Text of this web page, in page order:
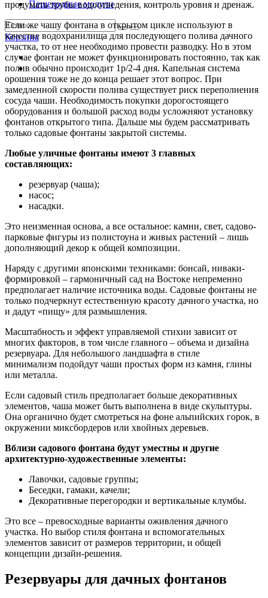
Пешеходные модули
Корзина
продумать трубы водоотведения, контроль уровня и дренаж.
Если же чашу фонтана в открытом цикле используют в
качестве водохранилища для последующего полива дачного
участка, то от нее необходимо провести разводку. Но в этом
случае фонтан не может функционировать постоянно, так как
полив обычно происходит 1р/2-4 дня. Капельная система
орошения тоже не до конца решает этот вопрос. При
замедленной скорости полива существует риск переполнения
сосуда чаши. Необходимость покупки дорогостоящего
оборудования и большой расход воды усложняют установку
фонтанов открытого типа. Дальше мы будем рассматривать
только садовые фонтаны закрытой системы.
Любые уличные фонтаны имеют 3 главных
составляющих:
резервуар (чаша);
насос;
насадки.
Это неизменная основа, а все остальное: камни, свет, садово-
парковые фигуры из полистоуна и живых растений – лишь
дополняющий декор к общей композиции.
Наряду с другими японскими техниками: бонсай, ниваки-
формировкой – гармоничный сад на Востоке непременно
предполагает наличие источника воды. Садовые фонтаны не
только подчеркнут естественную красоту дачного участка, но
и дадут «пищу» для размышления.
Масштабность и эффект управляемой стихии зависит от
многих факторов, в том числе главного – объема и дизайна
резервуара. Для небольшого ландшафта в стиле
минимализм подойдут чаши простых форм из камня, глины
или металла.
Если садовый стиль предполагает больше декоративных
элементов, чаша может быть выполнена в виде скульптуры.
Она органично будет смотреться на фоне альпийских горок, в
окружении миксбордеров или хвойных деревьев.
Вблизи садового фонтана будут уместны и другие
архитектурно-художественные элементы:
Лавочки, садовые группы;
Беседки, гамаки, качели;
Декоративные перегородки и вертикальные клумбы.
Это все – превосходные варианты оживления дачного
участка. Но выбор стиля фонтана и вспомогательных
элементов зависит от размеров территории, и общей
концепции дизайн-решения.
Резервуары для дачных фонтанов